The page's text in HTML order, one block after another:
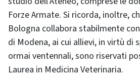
Forze Armate. Si ricorda, inoltre,
Bologna collabora stabilmente
di Modena, ai cui allievi, in virtù di
ormai ventennali, sono riservati
Laurea in Medicina Veterinaria.